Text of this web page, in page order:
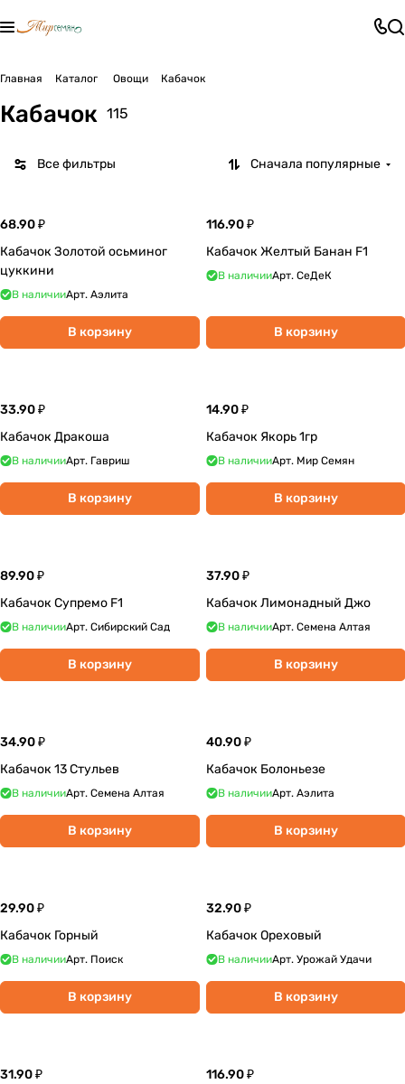
Главная Каталог Овощи Кабачок
Кабачок 115
Все фильтры Сначала популярные
68.90 ₽
Кабачок Золотой осьминог
цуккини
В наличииАрт. Аэлита
В корзину
116.90 ₽
Кабачок Желтый Банан F1
В наличииАрт. СеДеК
В корзину
33.90 ₽
Кабачок Дракоша
В наличииАрт. Гавриш
В корзину
14.90 ₽
Кабачок Якорь 1гр
В наличииАрт. Мир Семян
В корзину
89.90 ₽
Кабачок Супремо F1
В наличииАрт. Сибирский Сад
В корзину
37.90 ₽
Кабачок Лимонадный Джо
В наличииАрт. Семена Алтая
В корзину
34.90 ₽
Кабачок 13 Стульев
В наличииАрт. Семена Алтая
В корзину
40.90 ₽
Кабачок Болоньезе
В наличииАрт. Аэлита
В корзину
29.90 ₽
Кабачок Горный
В наличииАрт. Поиск
В корзину
32.90 ₽
Кабачок Ореховый
В наличииАрт. Урожай Удачи
В корзину
31.90 ₽
116.90 ₽